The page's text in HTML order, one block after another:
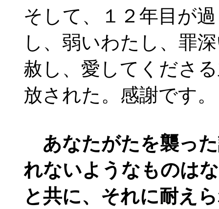
そして、１２年目が
し、弱いわたし、罪
赦し、愛してくださ
放された。感謝です。
あなたがたを襲っ
れないようなものは
と共に、それに耐え